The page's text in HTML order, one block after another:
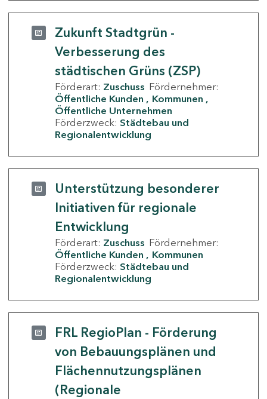
Zukunft Stadtgrün -
Verbesserung des
städtischen Grüns (ZSP)
Förderart: Zuschuss Fördernehmer:
Öffentliche Kunden
Kommunen
Öffentliche Unternehmen
Förderzweck: Städtebau und
Regionalentwicklung
Unterstützung besonderer
Initiativen für regionale
Entwicklung
Förderart: Zuschuss Fördernehmer:
Öffentliche Kunden
Kommunen
Förderzweck: Städtebau und
Regionalentwicklung
FRL RegioPlan - Förderung
von Bebauungsplänen und
Flächennutzungsplänen
(Regionale